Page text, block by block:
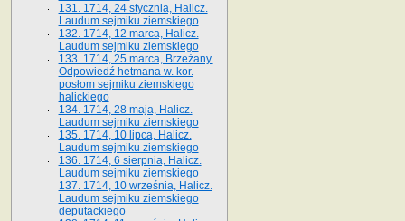
131. 1714, 24 stycznia, Halicz.
Laudum sejmiku ziemskiego
132. 1714, 12 marca, Halicz.
Laudum sejmiku ziemskiego
133. 1714, 25 marca, Brzeżany.
Odpowiedź hetmana w. kor.
posłom sejmiku ziemskiego
halickiego
134. 1714, 28 maja, Halicz.
Laudum sejmiku ziemskiego
135. 1714, 10 lipca, Halicz.
Laudum sejmiku ziemskiego
136. 1714, 6 sierpnia, Halicz.
Laudum sejmiku ziemskiego
137. 1714, 10 września, Halicz.
Laudum sejmiku ziemskiego
deputackiego